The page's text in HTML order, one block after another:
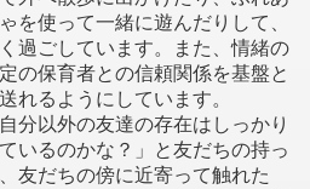
を使って一緒に遊んだりして、
過ごしています。また、情緒の
の保育者との信頼関係を基盤と
れるようにしています。
分以外の友達の存在はしっかり
いるのかな？」と友だちの持っ
友だちの傍に近寄って触れた